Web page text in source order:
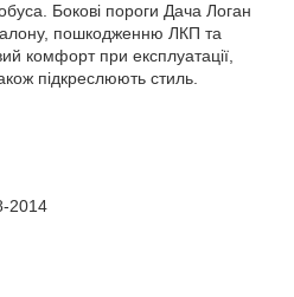
Бокові пороги Дача Логан
пошкодженню ЛКП та
комфорт при експлуатації,
підкреслюють стиль.
2014